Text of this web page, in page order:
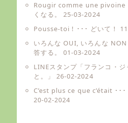
Rougir comme une pivoine
くなる。
25-03-2024
Pousse-toi ! ･･･ どいて！
いろんな OUI, いろんな
答する。
01-03-2024
LINEスタンプ「フランコ・
と。」
26-02-2024
C’est plus ce que c’était ･･･
20-02-2024